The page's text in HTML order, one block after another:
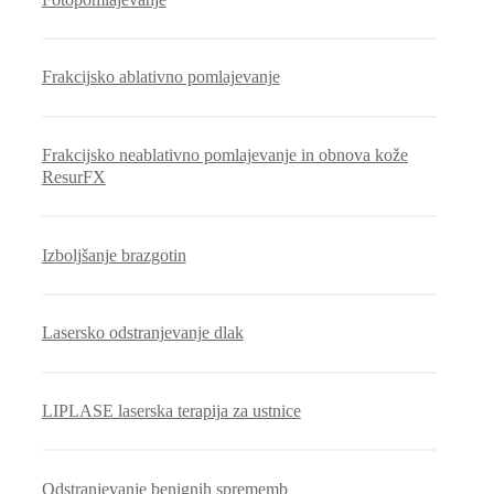
Frakcijsko ablativno pomlajevanje
Frakcijsko neablativno pomlajevanje in obnova kože
ResurFX
Izboljšanje brazgotin
Lasersko odstranjevanje dlak
LIPLASE laserska terapija za ustnice
Odstranjevanje benignih sprememb